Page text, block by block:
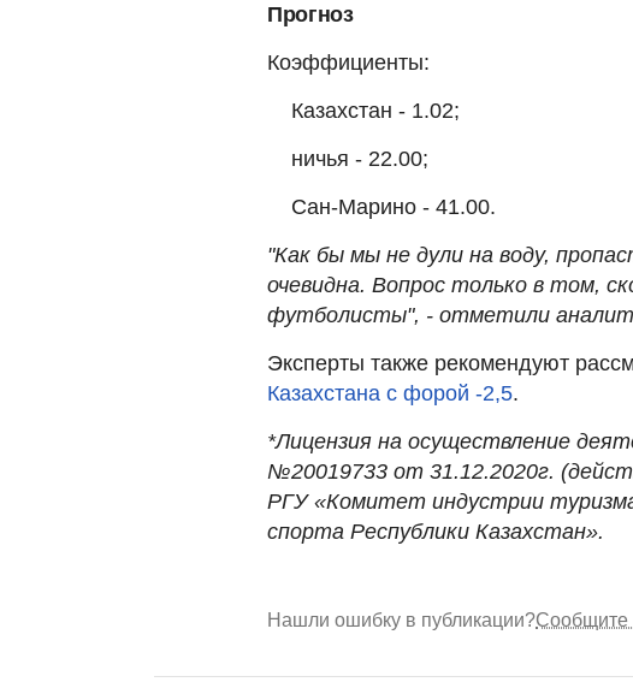
Прогноз
Коэффициенты:
Казахстан - 1.02;
ничья - 22.00;
Сан-Марино - 41.00.
"Как бы мы не дули на воду,
очевидна. Вопрос только в том,
футболисты", - отметили
Эксперты также рекомендуют
Казахстана с форой -2,5.
*Лицензия на осуществление
№20019733 от 31.12.2020г.
РГУ «Комитет индустрии
спорта Республики Казахстан».
Нашли ошибку в публикации?Сообщите